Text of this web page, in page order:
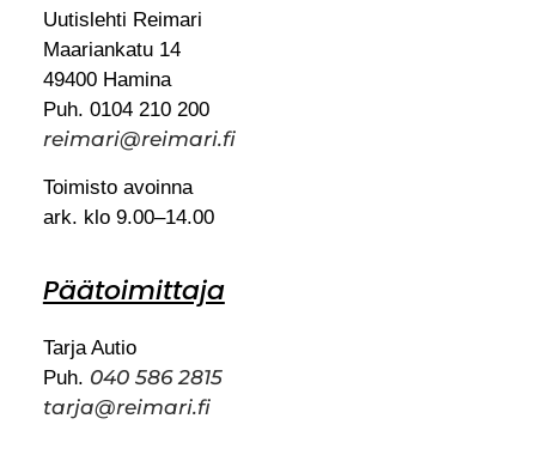
Uutislehti Reimari
Maariankatu 14
49400 Hamina
Puh. 0104 210 200
reimari@reimari.fi
Toimisto avoinna
ark. klo 9.00–14.00
Päätoimittaja
Tarja Autio
Puh. 040 586 2815
tarja@reimari.fi